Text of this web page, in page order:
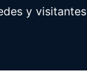
y visitantes